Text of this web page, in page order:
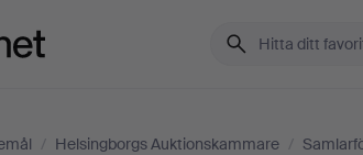
/ Helsingborgs Auktionskammare /